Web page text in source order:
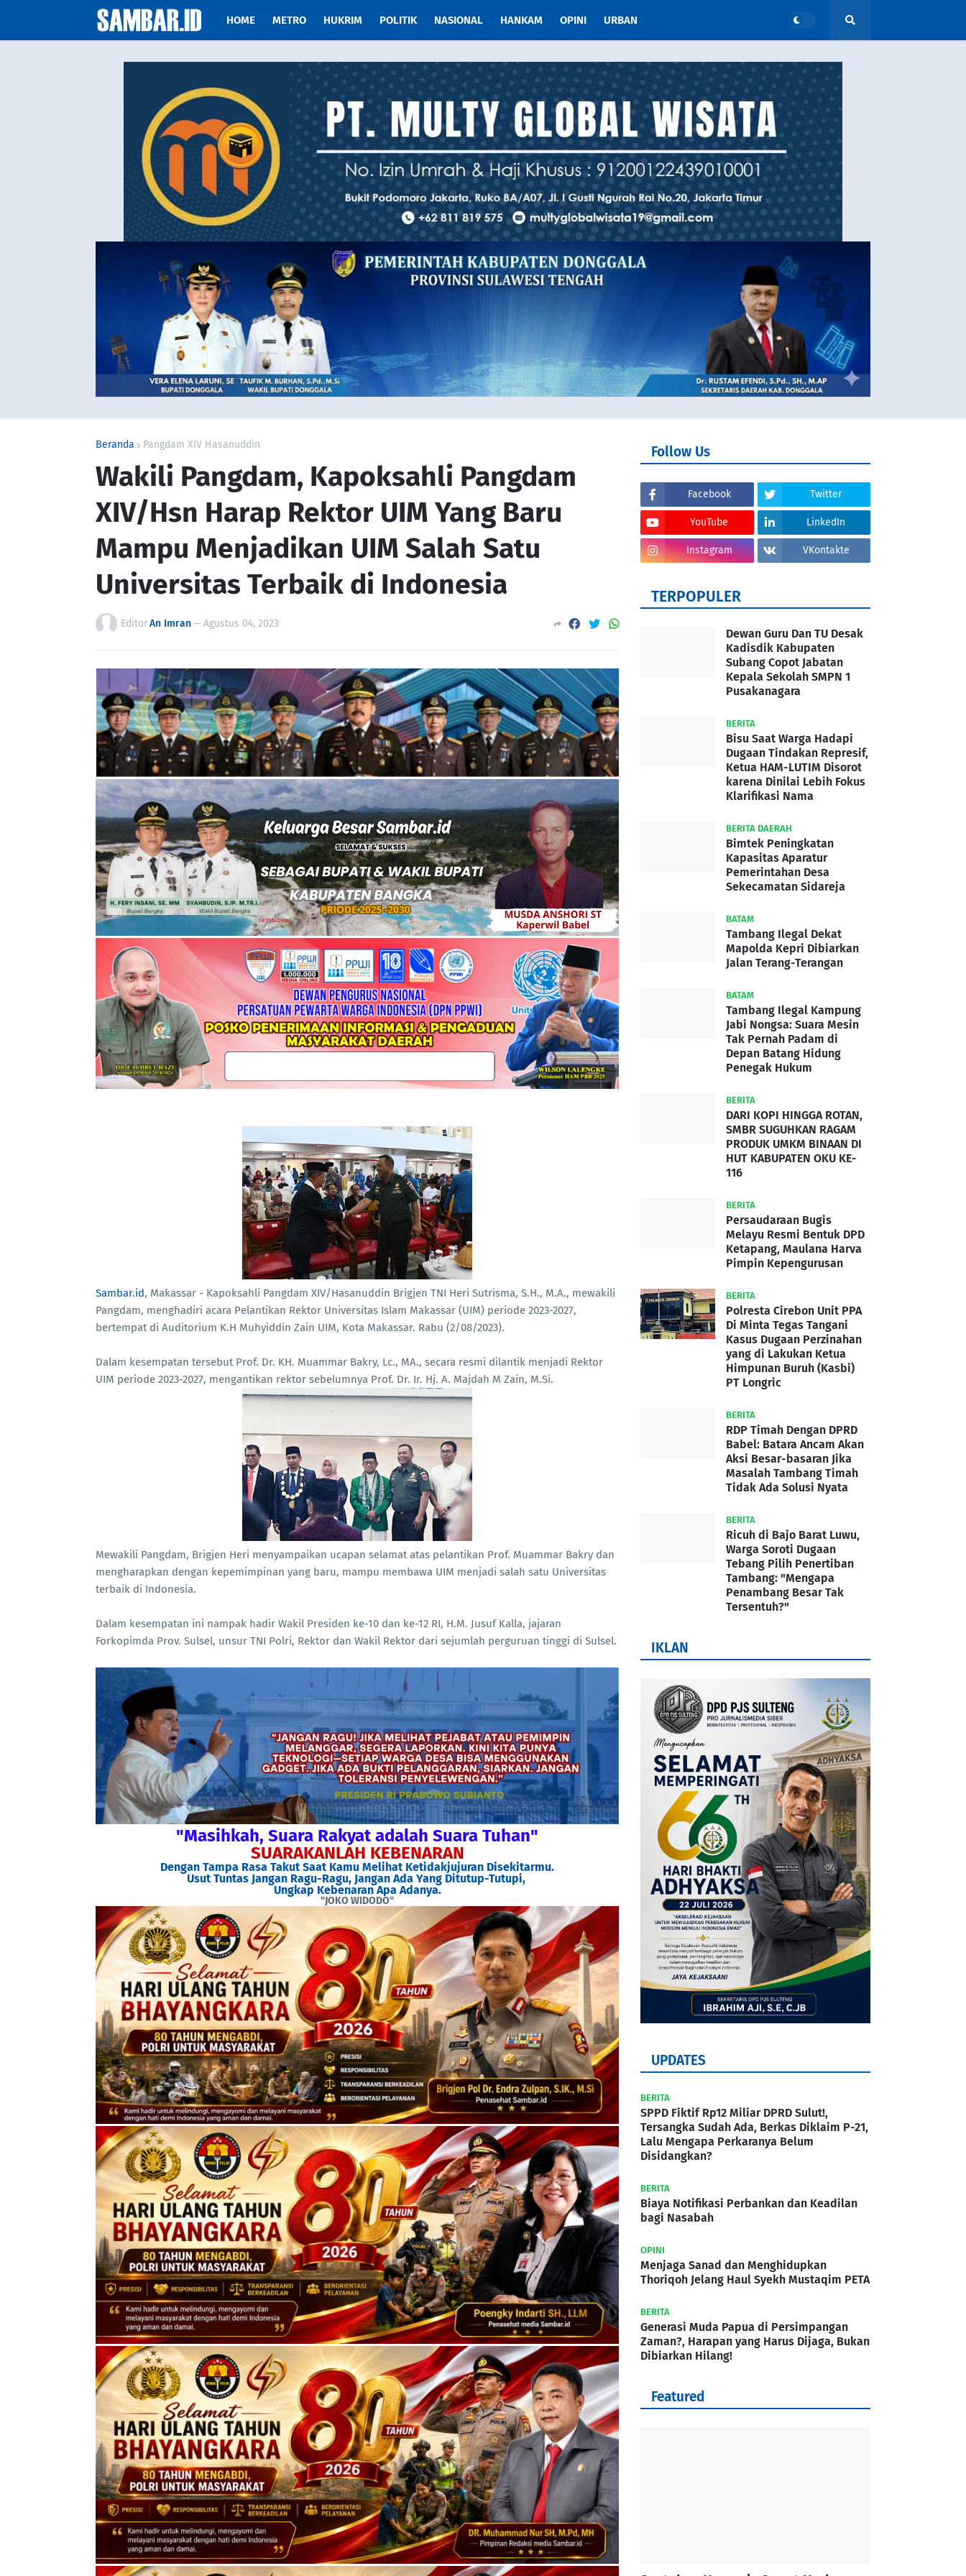
HOME METRO HUKRIM POLITIK NASIONAL HANKAM OPINI URBAN
Beranda Pangdam XIV Hasanuddin
Wakili Pangdam, Kapoksahli Pangdam
XIV/Hsn Harap Rektor UIM Yang Baru
Mampu Menjadikan UIM Salah Satu
Universitas Terbaik di Indonesia
EditorAn Imran—Agustus 04, 2023
Sambar.id, Makassar - Kapoksahli Pangdam XIV/Hasanuddin Brigjen TNI Heri Sutrisma, S.H., M.A., mewakili
Pangdam, menghadiri acara Pelantikan Rektor Universitas Islam Makassar (UIM) periode 2023-2027,
bertempat di Auditorium K.H Muhyiddin Zain UIM, Kota Makassar. Rabu (2/08/2023).
Dalam kesempatan tersebut Prof. Dr. KH. Muammar Bakry, Lc., MA., secara resmi dilantik menjadi Rektor
UIM periode 2023-2027, mengantikan rektor sebelumnya Prof. Dr. Ir. Hj. A. Majdah M Zain, M.Si.
Mewakili Pangdam, Brigjen Heri menyampaikan ucapan selamat atas pelantikan Prof. Muammar Bakry dan
mengharapkan dengan kepemimpinan yang baru, mampu membawa UIM menjadi salah satu Universitas
terbaik di Indonesia.
Dalam kesempatan ini nampak hadir Wakil Presiden ke-10 dan ke-12 RI, H.M. Jusuf Kalla, jajaran
Forkopimda Prov. Sulsel, unsur TNI Polri, Rektor dan Wakil Rektor dari sejumlah perguruan tinggi di Sulsel.
"Masihkah, Suara Rakyat adalah Suara Tuhan"
SUARAKANLAH KEBENARAN
Dengan Tampa Rasa Takut Saat Kamu Melihat Ketidakjujuran Disekitarmu.
Usut Tuntas Jangan Ragu-Ragu, Jangan Ada Yang Ditutup-Tutupi,
Ungkap Kebenaran Apa Adanya.
"JOKO WIDODO"
Follow Us
Facebook Twitter
YouTube LinkedIn
Instagram VKontakte
TERPOPULER
Dewan Guru Dan TU Desak
Kadisdik Kabupaten
Subang Copot Jabatan
Kepala Sekolah SMPN 1
Pusakanagara
BERITA
Bisu Saat Warga Hadapi
Dugaan Tindakan Represif,
Ketua HAM-LUTIM Disorot
karena Dinilai Lebih Fokus
Klarifikasi Nama
BERITA DAERAH
Bimtek Peningkatan
Kapasitas Aparatur
Pemerintahan Desa
Sekecamatan Sidareja
BATAM
Tambang Ilegal Dekat
Mapolda Kepri Dibiarkan
Jalan Terang-Terangan
BATAM
Tambang Ilegal Kampung
Jabi Nongsa: Suara Mesin
Tak Pernah Padam di
Depan Batang Hidung
Penegak Hukum
BERITA
DARI KOPI HINGGA ROTAN,
SMBR SUGUHKAN RAGAM
PRODUK UMKM BINAAN DI
HUT KABUPATEN OKU KE-
116
BERITA
Persaudaraan Bugis
Melayu Resmi Bentuk DPD
Ketapang, Maulana Harva
Pimpin Kepengurusan
BERITA
Polresta Cirebon Unit PPA
Di Minta Tegas Tangani
Kasus Dugaan Perzinahan
yang di Lakukan Ketua
Himpunan Buruh (Kasbi)
PT Longric
BERITA
RDP Timah Dengan DPRD
Babel: Batara Ancam Akan
Aksi Besar-basaran Jika
Masalah Tambang Timah
Tidak Ada Solusi Nyata
BERITA
Ricuh di Bajo Barat Luwu,
Warga Soroti Dugaan
Tebang Pilih Penertiban
Tambang: "Mengapa
Penambang Besar Tak
Tersentuh?"
IKLAN
UPDATES
BERITA
SPPD Fiktif Rp12 Miliar DPRD Sulut!,
Tersangka Sudah Ada, Berkas Diklaim P-21,
Lalu Mengapa Perkaranya Belum
Disidangkan?
BERITA
Biaya Notifikasi Perbankan dan Keadilan
bagi Nasabah
OPINI
Menjaga Sanad dan Menghidupkan
Thoriqoh Jelang Haul Syekh Mustaqim PETA
BERITA
Generasi Muda Papua di Persimpangan
Zaman?, Harapan yang Harus Dijaga, Bukan
Dibiarkan Hilang!
Featured